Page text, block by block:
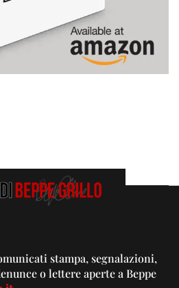
stampa, segnalazioni,
o lettere aperte a Beppe